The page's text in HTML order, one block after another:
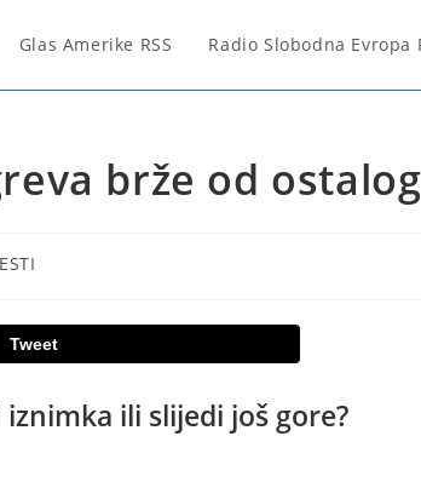
Glas Amerike RSS Radio Slobodna Evropa
brže od
Tweet
ili slijedi još gore?